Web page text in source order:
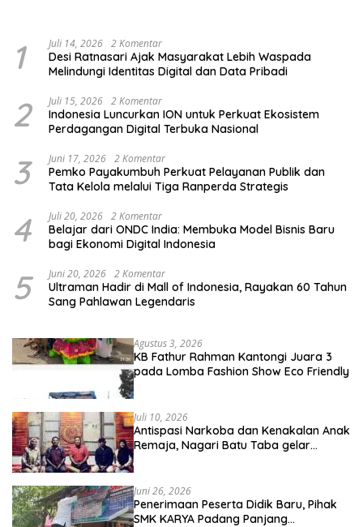
1 Juli 14, 2026 2 Komentar
Desi Ratnasari Ajak Masyarakat Lebih Waspada
Melindungi Identitas Digital dan Data Pribadi
2 Juli 15, 2026 2 Komentar
Indonesia Luncurkan ION untuk Perkuat Ekosistem
Perdagangan Digital Terbuka Nasional
3 Juni 17, 2026 2 Komentar
Pemko Payakumbuh Perkuat Pelayanan Publik dan
Tata Kelola melalui Tiga Ranperda Strategis
4 Juli 20, 2026 2 Komentar
Belajar dari ONDC India: Membuka Model Bisnis Baru
bagi Ekonomi Digital Indonesia
5 Juni 20, 2026 2 Komentar
Ultraman Hadir di Mall of Indonesia, Rayakan 60 Tahun
Sang Pahlawan Legendaris
Agustus 3, 2026
KB Fathur Rahman Kantongi Juara 3
pada Lomba Fashion Show Eco Friendly
Juli 10, 2026
Antispasi Narkoba dan Kenakalan Anak
Remaja, Nagari Batu Taba gelar
Juni 26, 2026
Penerimaan Peserta Didik Baru, Pihak
SMK KARYA Padang Panjang